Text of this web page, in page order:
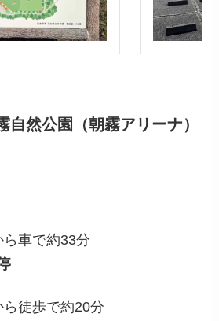
自然公園（朝霧アリーナ）
車で約33分
徒歩で約20分